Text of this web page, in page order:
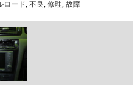
ロード 不良 修理 故障